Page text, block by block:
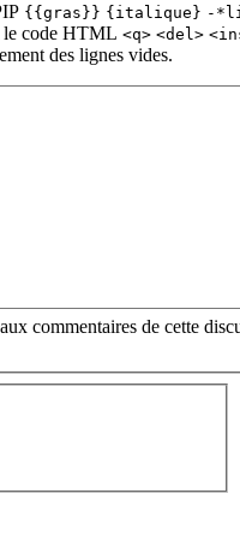
{{gras}} {italique} -
le code HTML <q> <del>
des lignes vides.
commentaires de cette